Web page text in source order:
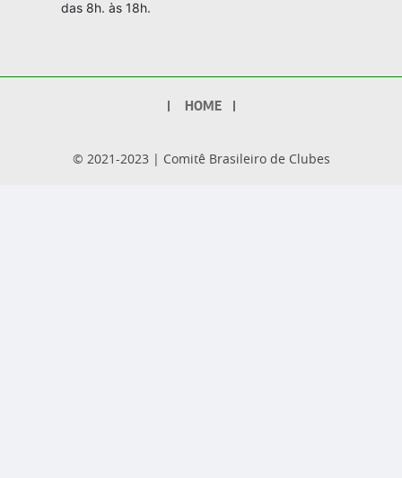
das 8h. às 18h.
© 2021-2023 | Comitê Brasileiro de Clubes
HOME